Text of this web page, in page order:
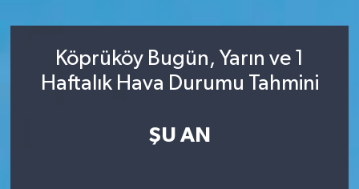
Köprüköy Bugün, Yarın ve 1
Haftalık Hava Durumu Tahmini
ŞU AN
Süper Lig Puan Durumu ve Fikstür